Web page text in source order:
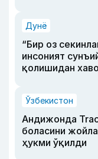
Дунё
“Бир оз
инсоният
қолишидан
Ўзбекистон
Андижонда
боласини
ҳукми ўқилди